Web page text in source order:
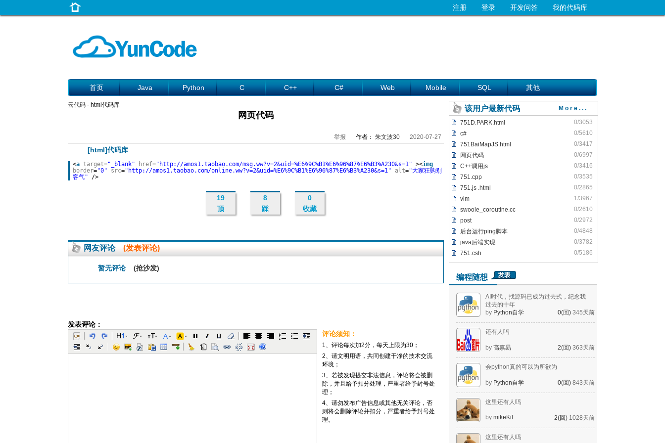
我的代码库
开发问答
登录
注册
首页 Java Python C C++ C# Web Mobile SQL 其他
该用户最新代码
More...
0/3053
751D.PARK.html
0/5610
c#
0/3417
751BaiMapJS.html
0/6997
网页代码
0/3416
C++调用js
0/3535
751.cpp
0/2865
751.js .html
1/3967
vim
0/2610
swoole_coroutine.cc
0/2972
post
0/4848
后台运行ping脚本
0/3782
java后端实现
0/5186
751.csh
编程随想
AI时代，找源码已成为过去式，纪念我
过去的十年
by Python自学 0(回) 345天前
还有人吗
by 高嘉易 2(回) 363天前
会python真的可以为所欲为
by Python自学 0(回) 843天前
这里还有人吗
by mikeKil 2(回) 1028天前
这里还有人吗
云代码 - html代码库
网页代码
2020-07-27
作者： 朱文波30
举报
[html]代码库
<a target="_blank" href="http://amos1.taobao.com/msg.ww?v=2&uid=%E6%9C%B1%E6%96%87%E6%B3%A230&s=1" ><img
border="0" src="http://amos1.taobao.com/online.ww?v=2&uid=%E6%9C%B1%E6%96%87%E6%B3%A230&s=1" alt="大家狂购别
客气"
/>
19
顶
8
踩
0
收藏
网友评论 (发表评论)
暂无评论 (抢沙发)
发表评论：
评论须知：
1、评论每次加2分，每天上限为30；
2、请文明用语，共同创建干净的技术交流
环境；
3、若被发现提交非法信息，评论将会被删
除，并且给予扣分处理，严重者给予封号处
理；
4、请勿发布广告信息或其他无关评论，否
则将会删除评论并扣分，严重者给予封号处
理。